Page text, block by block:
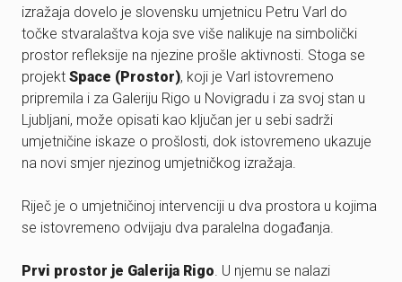
izražaja dovelo je slovensku umjetnicu Petru Varl do
točke stvaralaštva koja sve više nalikuje na simbolički
prostor refleksije na njezine prošle aktivnosti. Stoga se
projektSpace (Prostor), koji je Varl istovremeno
pripremila i za Galeriju Rigo u Novigradu i za svoj stan u
Ljubljani, može opisati kao ključan jer u sebi sadrži
umjetničine iskaze o prošlosti, dok istovremeno ukazuje
na novi smjer njezinog umjetničkog izražaja.
Riječ je o umjetničinoj intervenciji u dva prostora u kojima
se istovremeno odvijaju dva paralelna događanja.
Prvi prostor je Galerija Rigo . U njemu se nalazi